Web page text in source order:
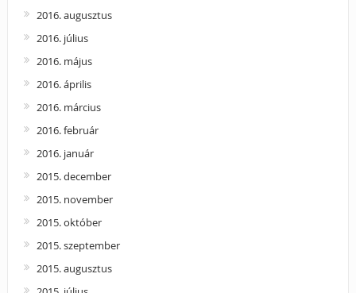
2016. augusztus
2016. július
2016. május
2016. április
2016. március
2016. február
2016. január
2015. december
2015. november
2015. október
2015. szeptember
2015. augusztus